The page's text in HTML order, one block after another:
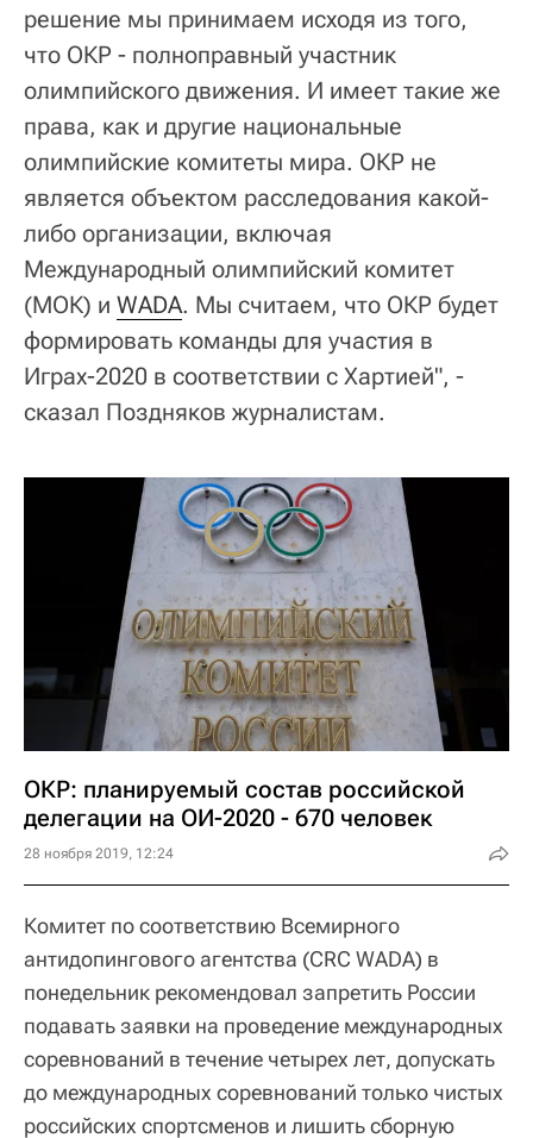
решение мы принимаем исходя из того,
что ОКР - полноправный участник
олимпийского движения. И имеет такие же
права, как и другие национальные
олимпийские комитеты мира. ОКР не
является объектом расследования какой-
либо организации, включая
Международный олимпийский комитет
(МОК) и WADA. Мы считаем, что ОКР будет
формировать команды для участия в
Играх-2020 в соответствии с Хартией", -
сказал Поздняков журналистам.
ОКР: планируемый состав российской
делегации на ОИ-2020 - 670 человек
28 ноября 2019, 12:24
Комитет по соответствию Всемирного
антидопингового агентства (CRC WADA) в
понедельник рекомендовал запретить России
подавать заявки на проведение международных
соревнований в течение четырех лет, допускать
до международных соревнований только чистых
российских спортсменов и лишить сборную